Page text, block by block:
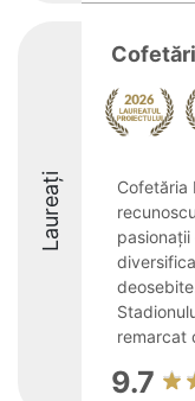
Laureați
Cofetăria
remarcat
9.7